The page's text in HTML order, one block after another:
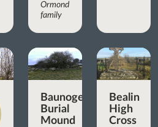
Ormond
family
Baunogenasraid
Burial
Mound
Bealin
High
Cross